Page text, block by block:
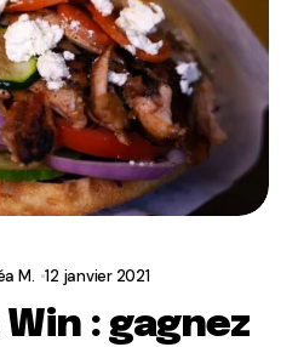
M. 12 janvier 2021
: gagnez